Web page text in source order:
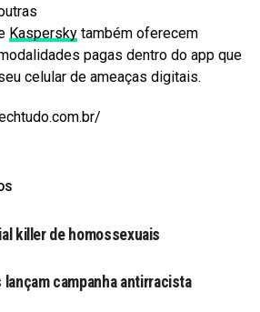
Kasperskytambém oferecem
pagas dentro do app que
celular de ameaças digitais.
killer de homossexuais
campanha antirracista